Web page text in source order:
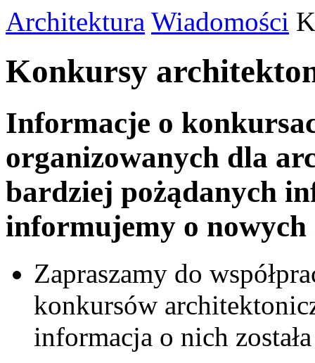
Architektura Wiadomości
Konkursy
Informacje o
organizowanych dla
bardziej pożądanych
informujemy o
Zapraszamy do
konkursów
informacja o nich